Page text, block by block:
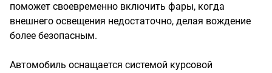
поможет своевременно включить фары, когда
внешнего освещения недостаточно, делая вождение
более безопасным.
Автомобиль оснащается системой курсовой